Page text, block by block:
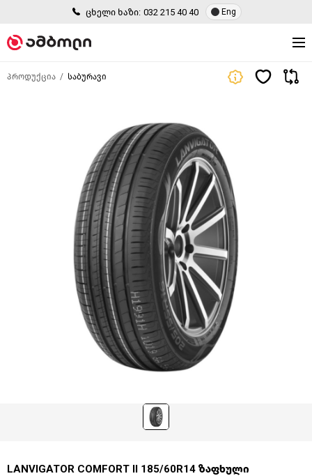
ცხელი ხაზი: 032 215 40 40 Eng
პროდუქცია საბურავი
LANVIGATOR COMFORT II 185/60R14 ზაფხული